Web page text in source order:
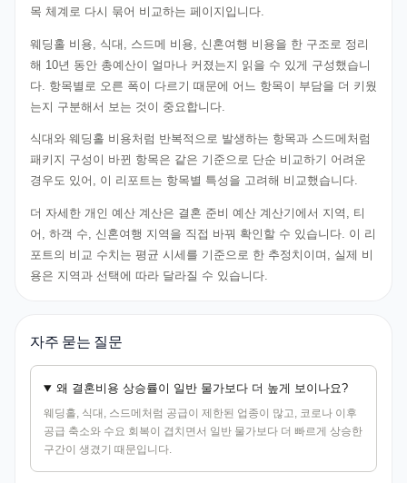
목 체계로 다시 묶어 비교하는 페이지입니다.
웨딩홀 비용, 식대, 스드메 비용, 신혼여행 비용을 한 구조로 정리
해 10년 동안 총예산이 얼마나 커졌는지 읽을 수 있게 구성했습니
다. 항목별로 오른 폭이 다르기 때문에 어느 항목이 부담을 더 키웠
는지 구분해서 보는 것이 중요합니다.
식대와 웨딩홀 비용처럼 반복적으로 발생하는 항목과 스드메처럼
패키지 구성이 바뀐 항목은 같은 기준으로 단순 비교하기 어려운
경우도 있어, 이 리포트는 항목별 특성을 고려해 비교했습니다.
더 자세한 개인 예산 계산은 결혼 준비 예산 계산기에서 지역, 티
어, 하객 수, 신혼여행 지역을 직접 바꿔 확인할 수 있습니다. 이 리
포트의 비교 수치는 평균 시세를 기준으로 한 추정치이며, 실제 비
용은 지역과 선택에 따라 달라질 수 있습니다.
자주 묻는 질문
왜 결혼비용 상승률이 일반 물가보다 더 높게 보이나요?
웨딩홀, 식대, 스드메처럼 공급이 제한된 업종이 많고, 코로나 이후
공급 축소와 수요 회복이 겹치면서 일반 물가보다 더 빠르게 상승한
구간이 생겼기 때문입니다.